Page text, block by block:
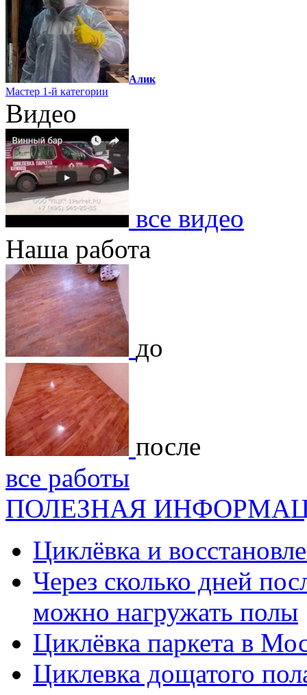
Алик
Мастер 1-й категории
Видео
все видео
Наша работа
до
после
все работы
ПОЛЕЗНАЯ
Циклёвка и
Через сколько дней
можно нагружать полы
Циклёвка паркета в
Циклевка дощатого